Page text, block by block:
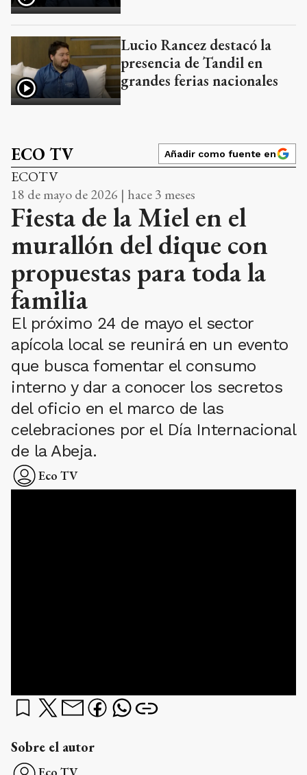
Lucio Rancez destacó la
presencia de Tandil en
grandes ferias nacionales
ECO TV Añadir como fuente en
ECOTV
18 de mayo de 2026 | hace 3 meses
Fiesta de la Miel en el
murallón del dique con
propuestas para toda la
familia
El próximo 24 de mayo el sector
apícola local se reunirá en un evento
que busca fomentar el consumo
interno y dar a conocer los secretos
del oficio en el marco de las
celebraciones por el Día Internacional
de la Abeja.
Eco TV
Sobre el autor
Eco TV